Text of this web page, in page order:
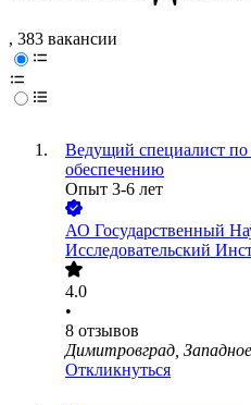
, 383 вакансии
Ведущий специалист по
обеспечению
Опыт 3-6 лет
АО Государственный
Исследовательский
4.0
•
8 отзывов
Димитровград,
Откликнуться